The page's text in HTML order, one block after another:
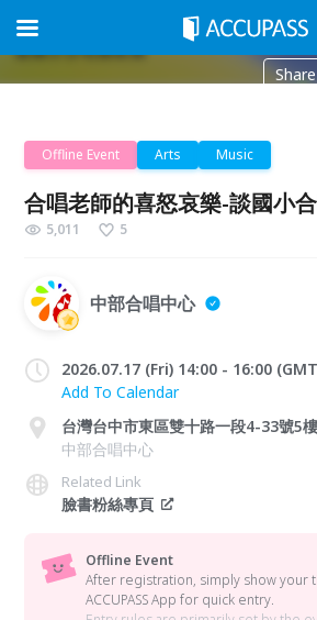
Share
Offline Event Arts Music
合唱老師的喜怒哀樂-談國小
5,011 5
中部合唱中心
2026.07.17 (Fri) 14:00 - 16:00
Add To Calendar
台灣台中市東區雙十路一段4-33號5
中部合唱中心
Related Link
臉書粉絲專頁
Offline Event
After registration, simply show your
ACCUPASS App for quick entry.